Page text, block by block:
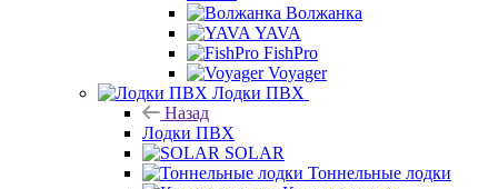
Волжанка
YAVA
FishPro
Voyager
Лодки ПВХ
Назад
Лодки ПВХ
SOLAR
Тоннельные лодки